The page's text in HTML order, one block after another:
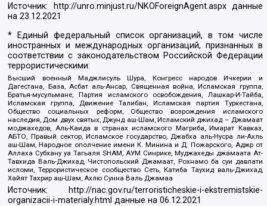
Источник: http://unro.minjust.ru/NKOForeignAgent.aspxданные
на23.12.2021
* Единый федеральный список организаций, в том числе
иностранных и международных организаций, признанных в
соответствии с законодательством Российской Федерации
террористическими:
Высший военный Маджлисуль Шура, Конгресс народов Ичкерии и
Дагестана, База, Асбат аль-Ансар, Священная война, Исламская группа,
Братья-мусульмане, Партия исламского освобождения, Лашкар-И-Тайба,
Исламская группа, Движение Талибан, Исламская партия Туркестана,
Общество социальных реформ, Общество возрождения исламского
наследия, Дом двух святых, Джунд аш-Шам, Исламский джихад – Джамаат
моджахедов, Аль-Каида в странах исламского Магриба, Имарат Кавказ,
АБТО, Правый сектор, Исламское государство, Джабха аль-Нусра ли-Ахль
аш-Шам, Народное ополчение имени К. Минина и Д. Пожарского, Аджр от
Аллаха Субхану уа Тагьаля SHAM, АУМ Синрике, Муджахеды джамаата Ат-
Тавхида Валь-Джихад, Чистопольский Джамаат, Рохнамо ба суи давлати
исломи, Террористическое сообщество Сеть, Катиба Таухид валь-Джихад,
Хайят Тахрир аш-Шам, Ахлю Сунна Валь Джамаа
Источник:
http://nac.gov.ru/terroristicheskie-i-ekstremistskie-
organizacii-i-materialy.html данные на06.12.2021